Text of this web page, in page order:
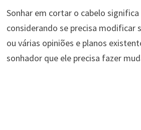
Sonhar em cortar o cabelo
considerando se precisa modificar
ou várias opiniões e planos
sonhador que ele precisa fazer